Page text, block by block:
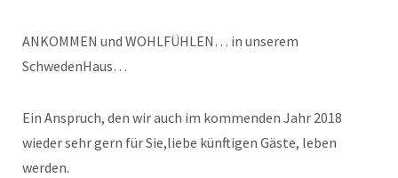
ANKOMMEN und WOHLFÜHLEN… in unserem
SchwedenHaus…
Ein Anspruch, den wir auch im kommenden Jahr 2018
wieder sehr gern für Sie,liebe künftigen Gäste, leben
werden.